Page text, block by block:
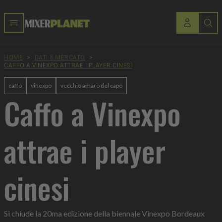
HOME > DATI & MERCATO
>
CAFFO A VINEXPO ATTRAE I PLAYER CINESI
caffo vinexpo vecchio amaro del capo
Caffo a Vinexpo
attrae i player
cinesi
Si chiude la 20ma edizione della biennale Vinexpo Bordeaux